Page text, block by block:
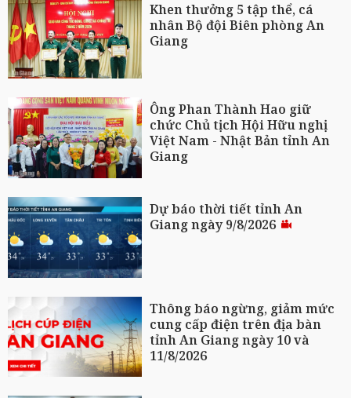
Khen thưởng 5 tập thể, cá
nhân Bộ đội Biên phòng An
Giang
Ông Phan Thành Hao giữ
chức Chủ tịch Hội Hữu nghị
Việt Nam - Nhật Bản tỉnh An
Giang
Dự báo thời tiết tỉnh An
Giang ngày 9/8/2026
Thông báo ngừng, giảm mức
cung cấp điện trên địa bàn
tỉnh An Giang ngày 10 và
11/8/2026